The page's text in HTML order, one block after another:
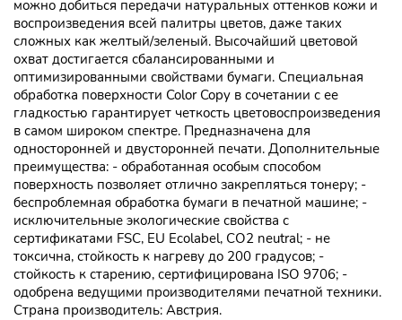
можно добиться передачи натуральных оттенков кожи и
воспроизведения всей палитры цветов, даже таких
сложных как желтый/зеленый. Высочайший цветовой
охват достигается сбалансированными и
оптимизированными свойствами бумаги. Специальная
обработка поверхности Color Copy в сочетании с ее
гладкостью гарантирует четкость цветовоспроизведения
в самом широком спектре. Предназначена для
односторонней и двусторонней печати. Дополнительные
преимущества: - обработанная особым способом
поверхность позволяет отлично закрепляться тонеру; -
беспроблемная обработка бумаги в печатной машине; -
исключительные экологические свойства с
сертификатами FSC, EU Ecolabel, CO2 neutral; - не
токсична, стойкость к нагреву до 200 градусов; -
стойкость к старению, сертифицирована ISO 9706; -
одобрена ведущими производителями печатной техники.
Страна производитель: Австрия.